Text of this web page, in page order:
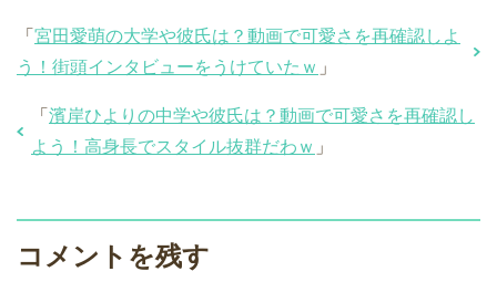
「 宮田愛萌の大学や彼氏は？動画で可愛さを再確認しよ
う！街頭インタビューをうけていたｗ 」
「 濱岸ひよりの中学や彼氏は？動画で可愛さを再確認し
よう！高身長でスタイル抜群だわｗ 」
コメントを残す